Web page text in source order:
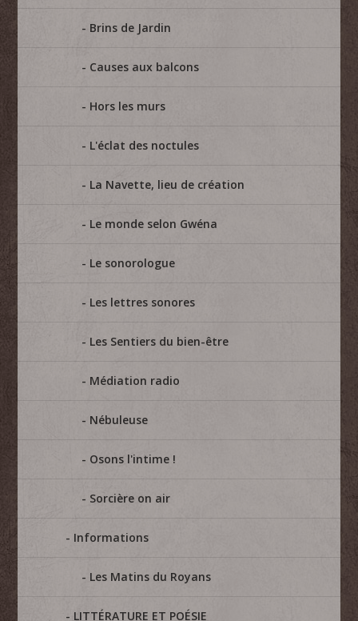
Brins de Jardin
Causes aux balcons
Hors les murs
L'éclat des noctules
La Navette, lieu de création
Le monde selon Gwéna
Le sonorologue
Les lettres sonores
Les Sentiers du bien-être
Médiation radio
Nébuleuse
Osons l'intime !
Sorcière on air
Informations
Les Matins du Royans
LITTÉRATURE ET POÉSIE